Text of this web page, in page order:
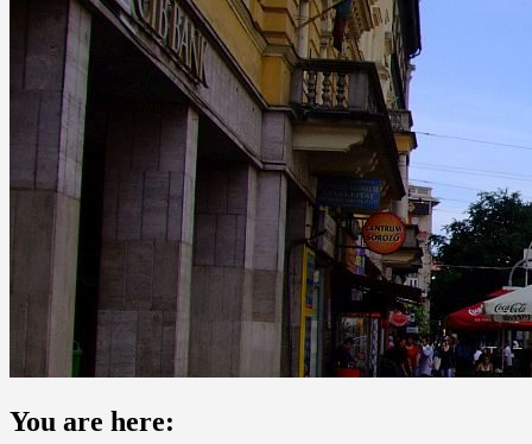
You are here: